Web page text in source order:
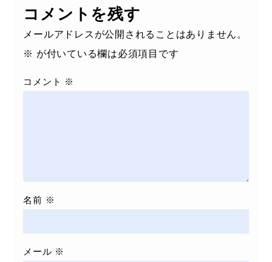
コメントを残す
メールアドレスが公開されることはありません。
※ が付いている欄は必須項目です
コメント ※
名前 ※
メール ※